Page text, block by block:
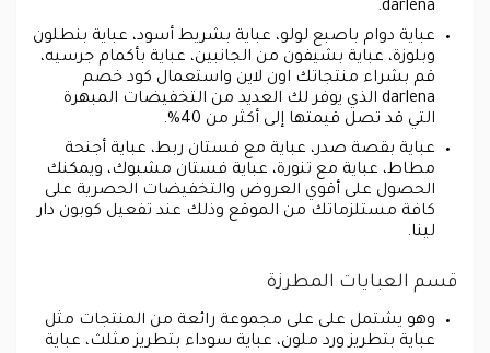
darlena.
عباية دوام باصبع لولو، عباية بشريط أسود، عباية بنطلون
وبلوزة، عباية بشيفون من الجانبين، عباية بأكمام جرسيه،
قم بشراء منتجاتك اون لاين واستعمال كود خصم
darlena الذي يوفر لك العديد من التخفيضات المبهرة
التي قد تصل قيمتها إلى أكثر من 40%.
عباية بقصة صدر، عباية مع فستان ربط، عباية أجنحة
مطاط، عباية مع تنورة، عباية فستان مشبوك، ويمكنك
الحصول على أقوي العروض والتخفيضات الحصرية على
كافة مستلزماتك من الموقع وذلك عند تفعيل كوبون دار
لينا.
قسم العبايات المطرزة
وهو يشتمل على على مجموعة رائعة من المنتجات مثل
عباية بتطريز ورد ملون، عباية سوداء بتطريز مثلث، عباية